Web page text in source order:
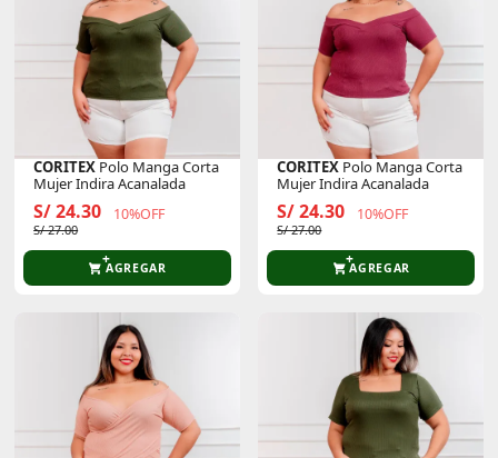
CORITEX Polo Manga Corta
Mujer Indira Acanalada
S/ 24.30 10%OFF
S/ 27.00
AGREGAR
CORITEX Polo Manga Corta
Mujer Indira Acanalada
S/ 24.30 10%OFF
S/ 27.00
AGREGAR